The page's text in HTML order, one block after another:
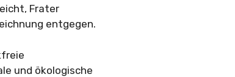
Frater
entgegen.
und ökologische